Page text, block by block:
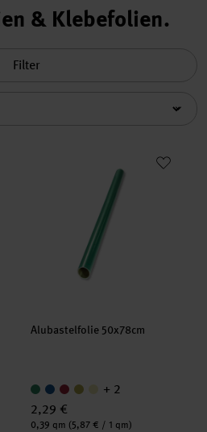
& Klebefolien
Filter
6 Blatt
Alubastelfolie 50x78cm
+ 2
2,29 €
Inhalt:
0,39 qm (5,87 € / 1 qm)